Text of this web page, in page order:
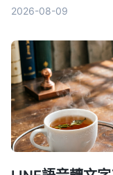
2026-08-09